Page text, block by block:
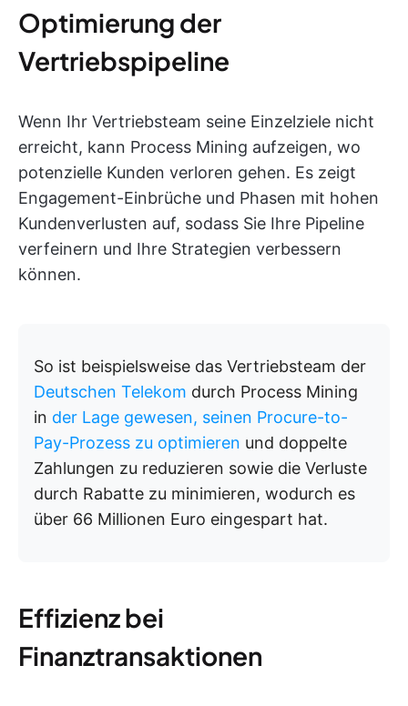
Optimierung der
Vertriebspipeline
Wenn Ihr Vertriebsteam seine Einzelziele nicht
erreicht, kann Process Mining aufzeigen, wo
potenzielle Kunden verloren gehen. Es zeigt
Engagement-Einbrüche und Phasen mit hohen
Kundenverlusten auf, sodass Sie Ihre Pipeline
verfeinern und Ihre Strategien verbessern
können.
So ist beispielsweise das Vertriebsteam der
Deutschen Telekom durch Process Mining
in der Lage gewesen, seinen Procure-to-
Pay-Prozess zu optimieren und doppelte
Zahlungen zu reduzieren sowie die Verluste
durch Rabatte zu minimieren, wodurch es
über 66 Millionen Euro eingespart hat.
Effizienz bei
Finanztransaktionen